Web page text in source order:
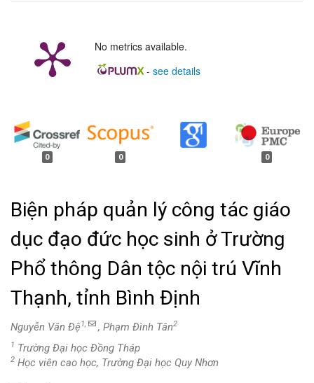
No metrics available.
- see details
0 0 0
Biện pháp quản lý công tác giáo
dục đạo đức học sinh ở Trường
Phổ thông Dân tộc nội trú Vĩnh
Thạnh, tỉnh Bình Định
Nguyễn Văn Đệ1, , Phạm Đình Tân2
1 Trường Đại học Đồng Tháp
2 Học viên cao học, Trường Đại học Quy Nhơn